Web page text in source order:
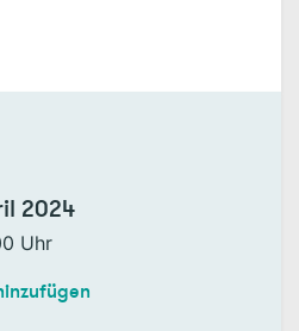
2024
Uhr